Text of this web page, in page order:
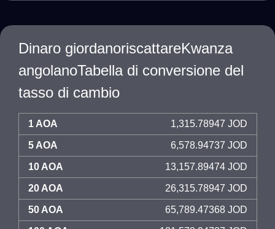
Dinaro giordanoriscattareKwanza
angolanoTabella di conversione del
tasso di cambio
1 AOA 1,315.78947 JOD
5 AOA 6,578.94737 JOD
10 AOA 13,157.89474 JOD
20 AOA 26,315.78947 JOD
50 AOA 65,789.47368 JOD